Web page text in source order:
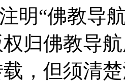
明“佛教导
归佛教导
，但须清